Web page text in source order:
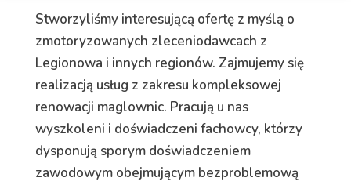
Stworzyliśmy interesującą ofertę z myślą o
zmotoryzowanych zleceniodawcach z
Legionowa i innych regionów. Zajmujemy się
realizacją usług z zakresu kompleksowej
renowacji maglownic. Pracują u nas
wyszkoleni i doświadczeni fachowcy, którzy
dysponują sporym doświadczeniem
zawodowym obejmującym bezproblemową